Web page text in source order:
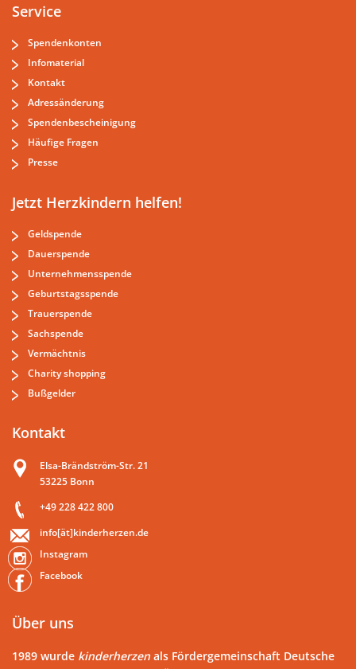
Service
Spendenkonten
Infomaterial
Kontakt
Adressänderung
Spendenbescheinigung
Häufige Fragen
Presse
Jetzt Herzkindern helfen!
Geldspende
Dauerspende
Unternehmensspende
Geburtstagsspende
Trauerspende
Sachspende
Vermächtnis
Charity shopping
Bußgelder
Kontakt
Elsa-Brändström-Str. 21
53225 Bonn
+49 228 422 800
info[ät]kinderherzen.de
Instagram
Facebook
Über uns
1989 wurde kinderherzen als Fördergemeinschaft Deutsche